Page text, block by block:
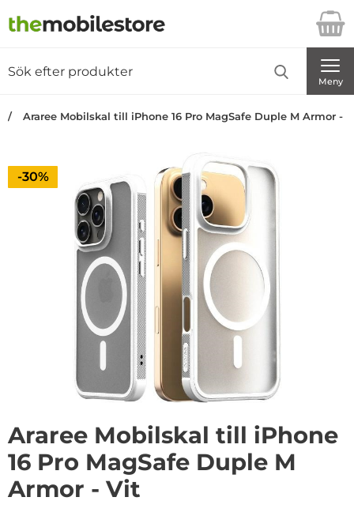
Startsidan för Danira Telecom AB
Meny
Araree Mobilskal till iPhone 16 Pro MagSafe Duple M Armor -
Priset är nedsatt med
-30%
Araree Mobilskal till iPhone
16 Pro MagSafe Duple M
Armor - Vit